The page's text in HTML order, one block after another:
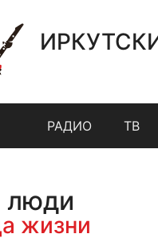
РАДИО ТВ
жизни